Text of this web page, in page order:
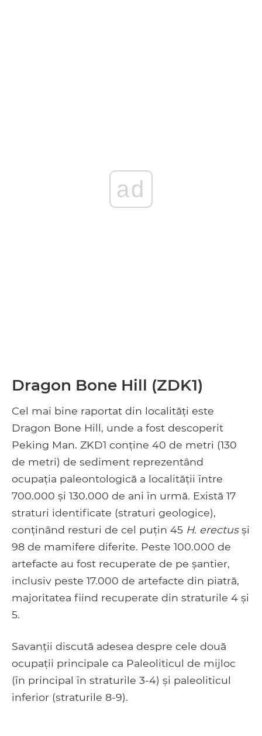
ad
Dragon Bone Hill (ZDK1)
Cel mai bine raportat din localități este
Dragon Bone Hill, unde a fost descoperit
Peking Man. ZKD1 conține 40 de metri (130
de metri) de sediment reprezentând
ocupația paleontologică a localității între
700.000 și 130.000 de ani în urmă. Există 17
straturi identificate (straturi geologice),
conținând resturi de cel puțin 45 H. erectusși
98 de mamifere diferite. Peste 100.000 de
artefacte au fost recuperate de pe șantier,
inclusiv peste 17.000 de artefacte din piatră,
majoritatea fiind recuperate din straturile 4 și
5.
Savanții discută adesea despre cele două
ocupații principale ca Paleoliticul de mijloc
(în principal în straturile 3-4) și paleoliticul
inferior (straturile 8-9).